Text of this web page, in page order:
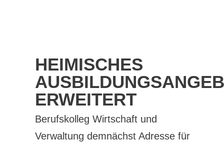
HEIMISCHES
ERWEITERT
Berufskolleg Wirtschaft und
Verwaltung demnächst Adresse für